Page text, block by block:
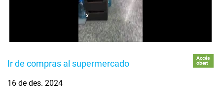
Ir de compras al supermercado
Accés
obert
16 de des. 2024